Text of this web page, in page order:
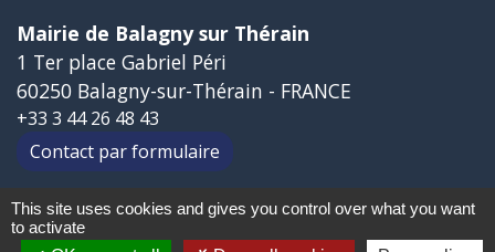
Mairie de Balagny sur Thérain
1 Ter place Gabriel Péri
60250 Balagny-sur-Thérain - FRANCE
+33 3 44 26 48 43
Contact par formulaire
Liens
This site uses cookies and gives you control over what you want
to activate